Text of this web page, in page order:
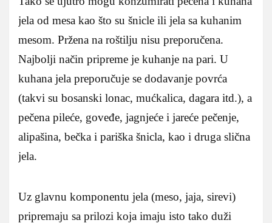
jela od mesa kao što su šnicle ili jela sa kuhanim
mesom. Pržena na roštilju nisu preporučena.
Najbolji način pripreme je kuhanje na pari. U
kuhana jela preporučuje se dodavanje povrća
(takvi su bosanski lonac, mućkalica, dagara itd.), a
pečena pileće, goveđe, jagnjeće i jareće pečenje,
alipašina, bečka i pariška šnicla, kao i druga slična
jela.
Uz glavnu komponentu jela (meso, jaja, sirevi)
pripremaju sa prilozi koja imaju isto tako duži